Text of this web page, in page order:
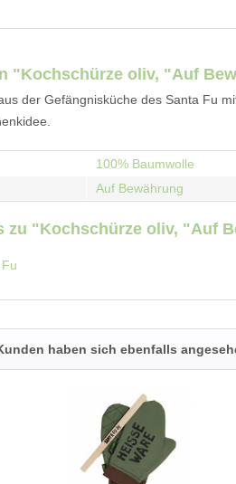
"Kochschürze oliv, "Auf
der Gefängnisküche des Santa Fu
100% Baumwolle
Auf Bewährung
zu "Kochschürze oliv, "Auf
haben sich ebenfalls